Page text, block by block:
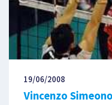
19/06/2008
Vincenzo